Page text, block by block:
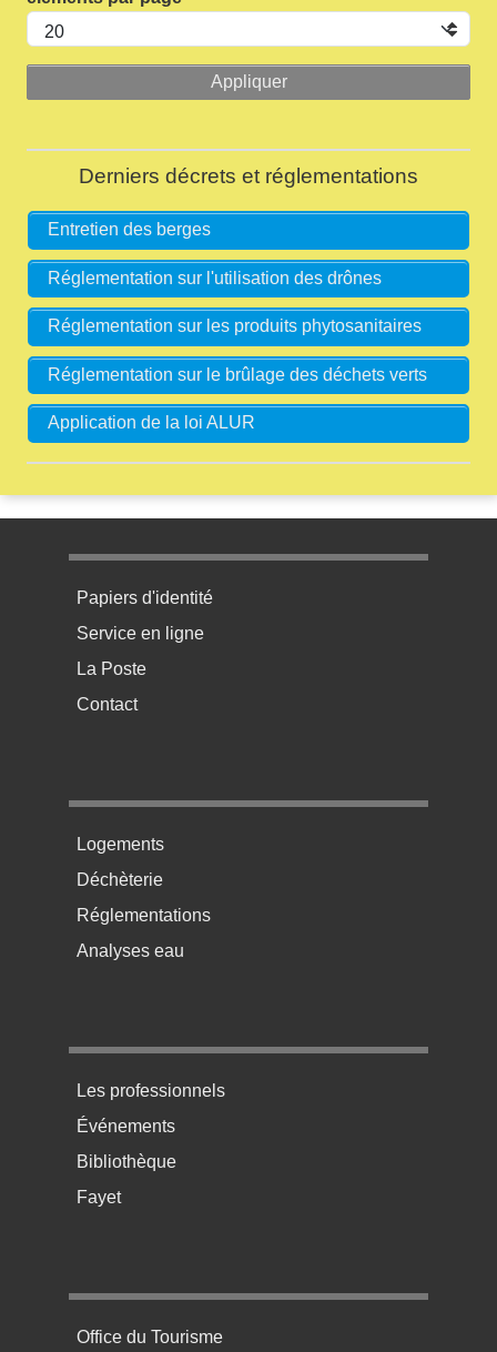
Derniers décrets et réglementations
Entretien des berges
Réglementation sur l'utilisation des drônes
Réglementation sur les produits phytosanitaires
Réglementation sur le brûlage des déchets verts
Application de la loi ALUR
Menu pratique bas de page 1
Papiers d'identité
Service en ligne
La Poste
Contact
Menu pratique bas de page 2
Logements
Déchèterie
Réglementations
Analyses eau
Menu pratique bas de page 3
Les professionnels
Événements
Bibliothèque
Fayet
Menu pratique bas de page 4
Office du Tourisme